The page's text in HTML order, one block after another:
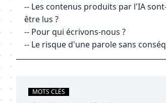
-- Les contenus produits par l'IA
être lus ?
-- Pour qui écrivons-nous ?
-- Le risque d'une parole sans
MOTS CLÉS